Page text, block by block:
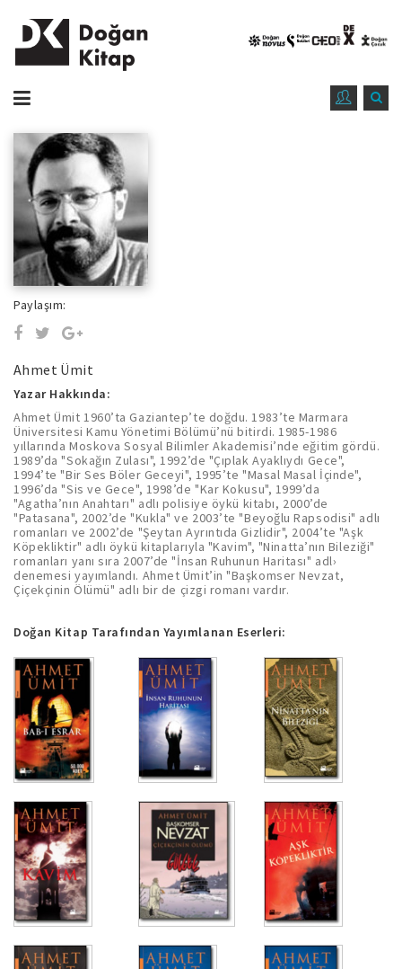
Paylaşım:
Ahmet Ümit
Yazar Hakkında:
Ahmet Ümit 1960’ta Gaziantep’te doğdu. 1983’te Marmara
Üniversitesi Kamu Yönetimi Bölümü’nü bitirdi. 1985-1986
yıllarında Moskova Sosyal Bilimler Akademisi’nde eğitim gördü.
1989’da "Sokağın Zulası", 1992’de "Çıplak Ayaklıydı Gece",
1994’te "Bir Ses Böler Geceyi", 1995’te "Masal Masal İçinde",
1996’da "Sis ve Gece", 1998’de "Kar Kokusu", 1999’da
"Agatha’nın Anahtarı" adlı polisiye öykü kitabı, 2000’de
"Patasana", 2002’de "Kukla" ve 2003’te "Beyoğlu Rapsodisi" adlı
romanları ve 2002’de "Şeytan Ayrıntıda Gizlidir", 2004’te "Aşk
Köpekliktir" adlı öykü kitaplarıyla "Kavim", "Ninatta’nın Bileziği"
romanları yanı sıra 2007’de "İnsan Ruhunun Haritası" adl›
denemesi yayımlandı. Ahmet Ümit’in "Başkomser Nevzat,
Çiçekçinin Ölümü" adlı bir de çizgi romanı vardır.
Doğan Kitap Tarafından Yayımlanan Eserleri: